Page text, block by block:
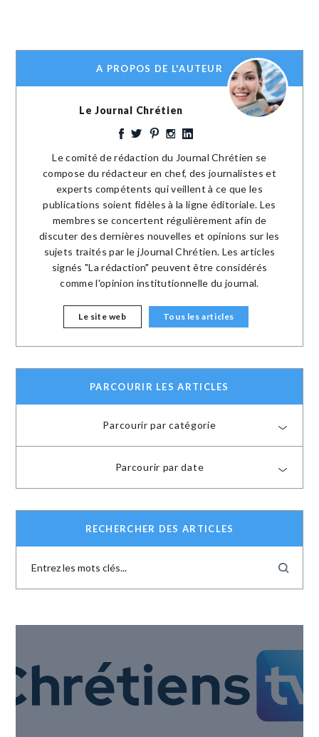
A PROPOS DE L'AUTEUR
Le Journal Chrétien
Le comité de rédaction du Journal Chrétien se
compose du rédacteur en chef, des journalistes et
experts compétents qui veillent à ce que les
publications soient fidèles à la ligne éditoriale. Les
membres se concertent régulièrement afin de
discuter des dernières nouvelles et opinions sur les
sujets traités par le jJournal Chrétien. Les articles
signés "La rédaction" peuvent être considérés
comme l'opinion institutionnelle du journal.
Le site web Tous les articles
PARCOURIR LES ARTICLES
Parcourir par catégorie
Parcourir par date
RECHERCHER DES ARTICLES